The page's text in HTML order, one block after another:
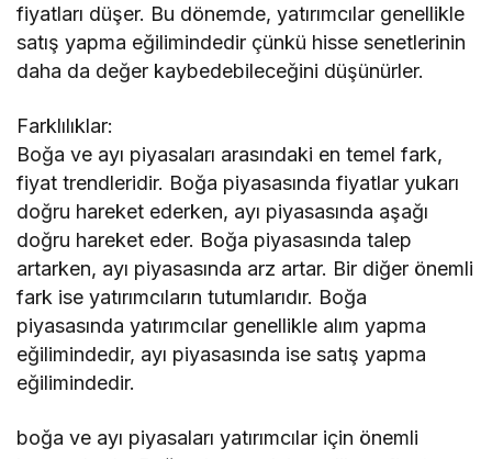
fiyatları düşer. Bu dönemde, yatırımcılar genellikle
satış yapma eğilimindedir çünkü hisse senetlerinin
daha da değer kaybedebileceğini düşünürler.
Farklılıklar:
Boğa ve ayı piyasaları arasındaki en temel fark,
fiyat trendleridir. Boğa piyasasında fiyatlar yukarı
doğru hareket ederken, ayı piyasasında aşağı
doğru hareket eder. Boğa piyasasında talep
artarken, ayı piyasasında arz artar. Bir diğer önemli
fark ise yatırımcıların tutumlarıdır. Boğa
piyasasında yatırımcılar genellikle alım yapma
eğilimindedir, ayı piyasasında ise satış yapma
eğilimindedir.
boğa ve ayı piyasaları yatırımcılar için önemli